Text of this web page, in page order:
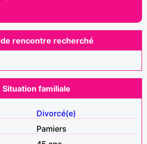
rencontre recherché
Situation familiale
Divorcé(e)
Pamiers